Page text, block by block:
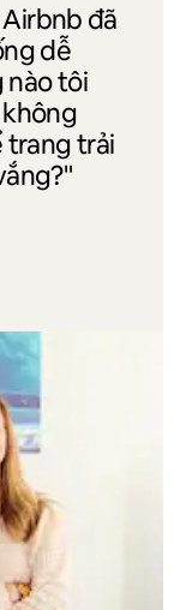
đã
dễ
nào tôi
trang trải